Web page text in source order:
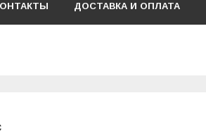
ДОСТАВКА И ОПЛАТА